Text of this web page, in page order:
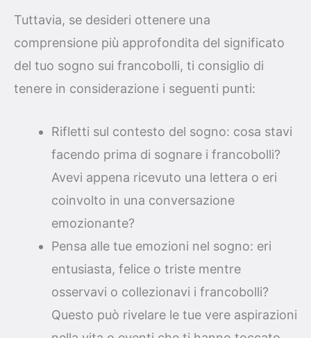
Tuttavia, se desideri ottenere una
comprensione più approfondita del significato
del tuo sogno sui francobolli, ti consiglio di
tenere in considerazione i seguenti punti:
Rifletti sul contesto del sogno: cosa stavi
facendo prima di sognare i francobolli?
Avevi appena ricevuto una lettera o eri
coinvolto in una conversazione
emozionante?
Pensa alle tue emozioni nel sogno: eri
entusiasta, felice o triste mentre
osservavi o collezionavi i francobolli?
Questo può rivelare le tue vere aspirazioni